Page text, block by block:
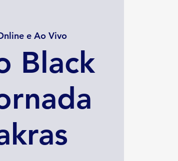
e Ao Vivo
Black